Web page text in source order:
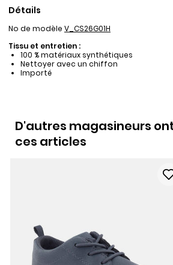
Détails
No de modèle V_CS26G01H
Tissu et entretien :
100 % matériaux synthétiques
Nettoyer avec un chiffon
Importé
D'autres magasineurs
ces articles